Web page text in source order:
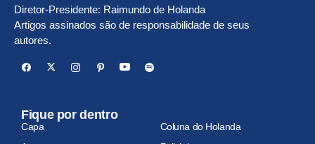
Diretor-Presidente: Raimundo de Holanda
Artigos assinados são de responsabilidade de seus
autores.
Fique por dentro
Capa
Coluna do Holanda